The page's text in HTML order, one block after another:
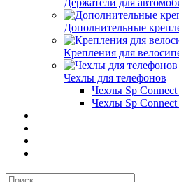
Держатели для
Дополнительные
Крепления для
Чехлы для телефонов
Чехлы Sp
Чехлы Sp Connect